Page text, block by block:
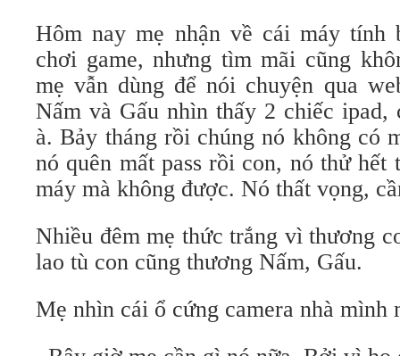
Hôm nay mẹ nhận về cái máy tính
chơi game, nhưng tìm mãi cũng
mẹ vẫn dùng để nói chuyện qua
Nấm và Gấu nhìn thấy 2 chiếc ipad,
à. Bảy tháng rồi chúng nó không có
nó quên mất pass rồi con, nó thử hết
máy mà không được. Nó thất vọng,
Nhiều đêm mẹ thức trắng vì thương
lao tù con cũng thương Nấm, Gấu.
Mẹ nhìn cái ổ cứng camera nhà mình